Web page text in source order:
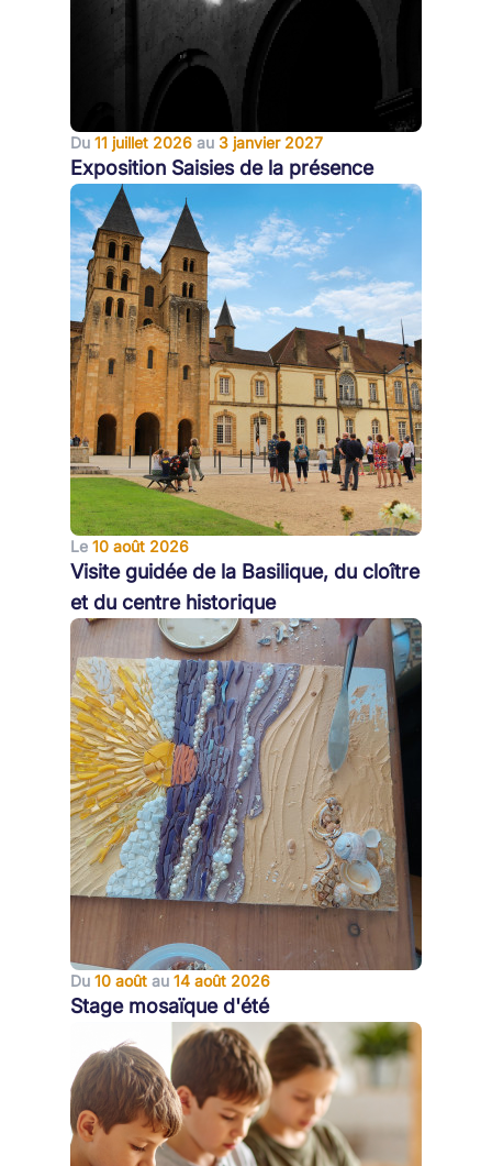
Du 11 juillet 2026 au 3 janvier 2027
Exposition Saisies de la présence
Le 10 août 2026
Visite guidée de la Basilique, du cloître
et du centre historique
Du 10 août au 14 août 2026
Stage mosaïque d'été